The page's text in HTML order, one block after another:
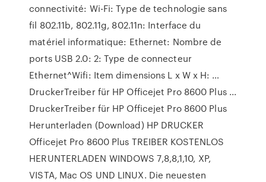
connectivité: Wi-Fi: Type de technologie sans
fil 802.11b, 802.11g, 802.11n: Interface du
matériel informatique: Ethernet: Nombre de
ports USB 2.0: 2: Type de connecteur
Ethernet^Wifi: Item dimensions L x W x H: …
DruckerTreiber für HP Officejet Pro 8600 Plus ...
DruckerTreiber für HP Officejet Pro 8600 Plus
Herunterladen (Download) HP DRUCKER
Officejet Pro 8600 Plus TREIBER KOSTENLOS
HERUNTERLADEN WINDOWS 7,8,8,1,10, XP,
VISTA, Mac OS UND LINUX. Die neuesten